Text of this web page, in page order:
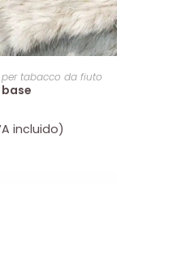
tabacco da fiuto
incluido)